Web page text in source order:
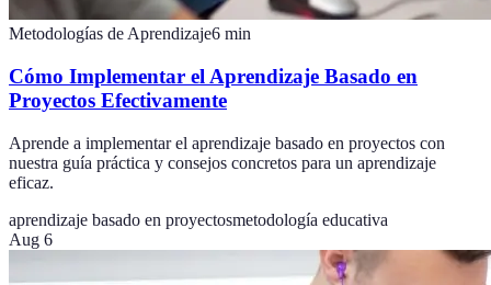
Metodologías de Aprendizaje6 min
Cómo Implementar el Aprendizaje Basado en
Proyectos Efectivamente
Aprende a implementar el aprendizaje basado en proyectos con
nuestra guía práctica y consejos concretos para un aprendizaje
eficaz.
aprendizaje basado en proyectosmetodología educativa
Aug 6